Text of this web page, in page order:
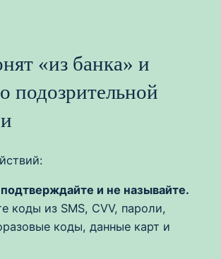
«из банка» и
подозрительной
и не называйте.
коды из SMS, CVV, пароли,
коды, данные карт и